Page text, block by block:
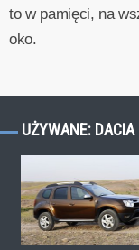
to w pamięci, na
oko.
UŻYWANE: